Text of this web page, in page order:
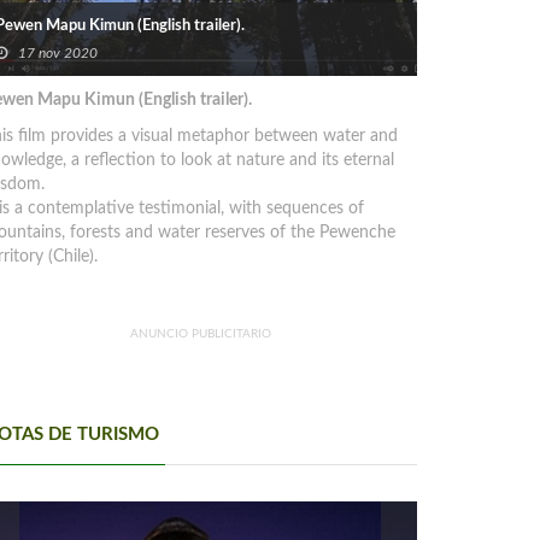
Mapu Kimun (English trailer).
17 nov 2020
Mapu Kimun (English trailer).
film provides a visual metaphor between water and
a reflection to look at nature and its eternal
a contemplative testimonial, with sequences of
forests and water reserves of the Pewenche
(Chile).
ANUNCIO PUBLICITARIO
DE TURISMO